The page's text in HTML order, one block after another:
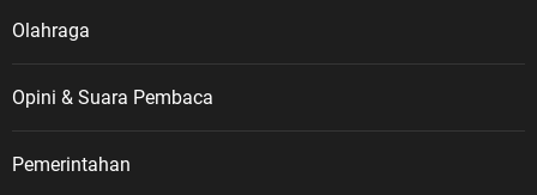
Olahraga
Opini & Suara Pembaca
Pemerintahan